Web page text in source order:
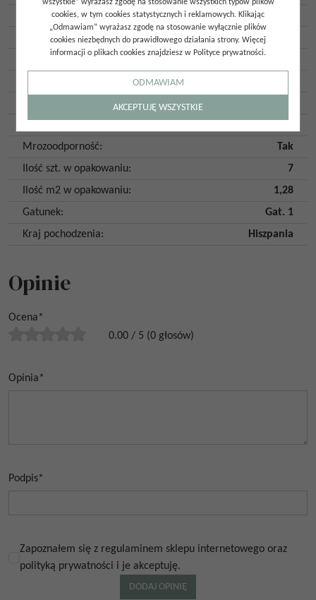
Wykończenie powierzchni:
Imitacja:
Kamień
Mrozoodporność:
Tak
Ilość szt. w opakowaniu:
7
Ilość m2 w opakowaniu:
1,28
Gatunek:
Gat. 1
Kraj pochodzenia: Hiszpania
Opinie
Ocena*
0.00 / 5 (0 głosów)
Opinia*
Podpis*
Zapoznałem się z regulaminem sklepu internetowego oraz
polityką prywatności i je akceptuję.
wszystkie” wyrażasz zgodę na stosowanie wszystkich typów plików
cookies, w tym cookies statystycznych i reklamowych. Klikając
„Odmawiam” wyrażasz zgodę na stosowanie wyłącznie plików
cookies niezbędnych do prawidłowego działania strony. Więcej
informacji o plikach cookies znajdziesz w Polityce prywatności.
ODMAWIAM
AKCEPTUJĘ WSZYSTKIE